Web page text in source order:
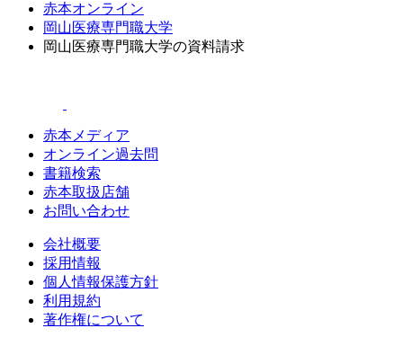
赤本オンライン
岡山医療専門職大学
岡山医療専門職大学の資料請求
赤本メディア
オンライン過去問
書籍検索
赤本取扱店舗
お問い合わせ
会社概要
採用情報
個人情報保護方針
利用規約
著作権について